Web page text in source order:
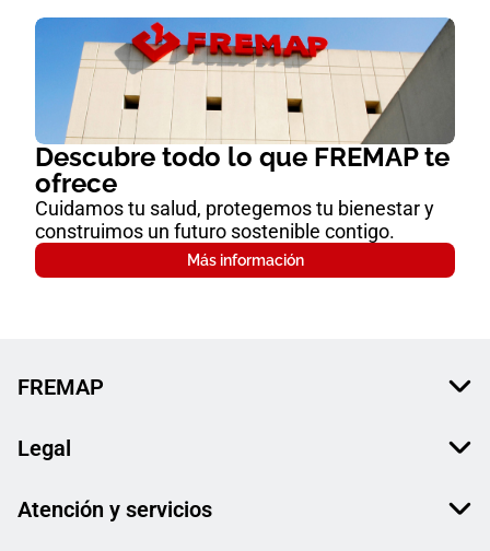
Descubre todo lo que FREMAP te
ofrece
Cuidamos tu salud, protegemos tu bienestar y
construimos un futuro sostenible contigo.
Más información
FREMAP
Legal
Atención y servicios